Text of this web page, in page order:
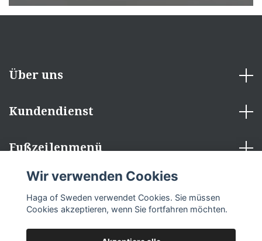
Über uns
Kundendienst
Fußzeilenmenü
Sozialen Medien
Wir verwenden Cookies
Haga of Sweden verwendet Cookies. Sie müssen
Cookies akzeptieren, wenn Sie fortfahren möchten.